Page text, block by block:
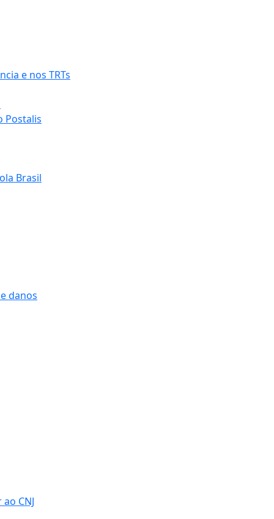
e nos TRTs
Postalis
Brasil
danos
CNJ